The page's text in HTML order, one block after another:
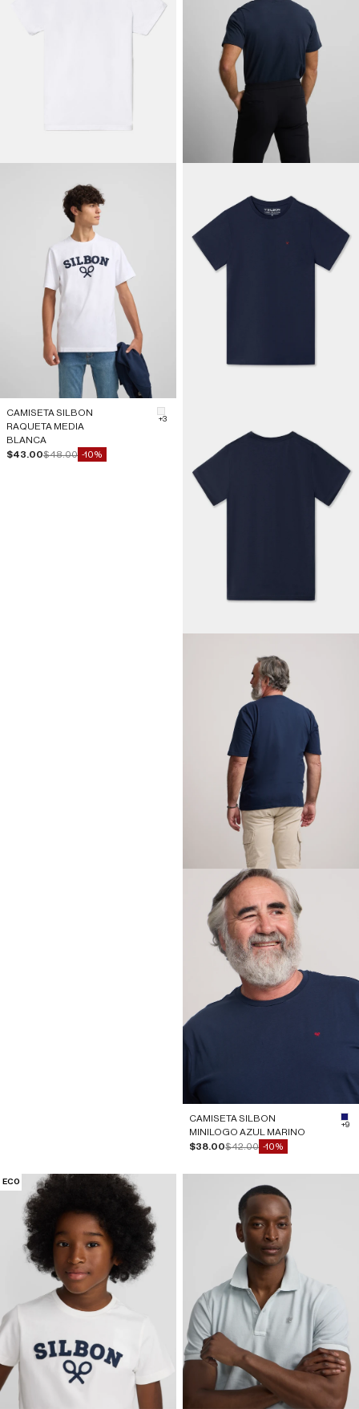
CAMISETA SILBON
RAQUETA MEDIA
BLANCA
Precio de oferta
$43.00Precio normal
$48.00 -10%
#F5F5F5
+3
CAMISETA SILBON
MINILOGO AZUL MARINO
Precio de oferta
$38.00Precio normal
$42.00 -10%
+9
ECO